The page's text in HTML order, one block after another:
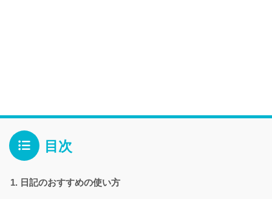
目次
日記のおすすめの使い方